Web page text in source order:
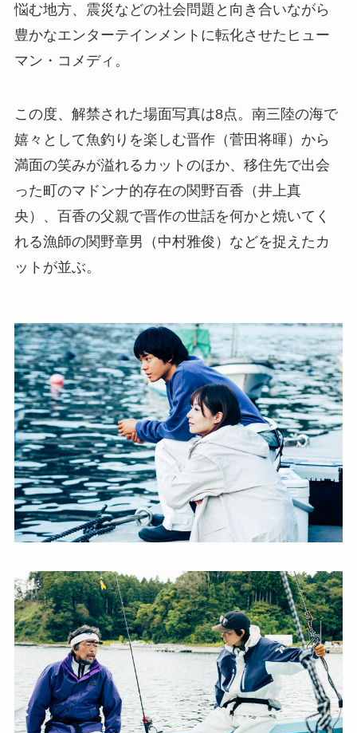
悩む地方、震災などの社会問題と向き合いながら
豊かなエンターテインメントに転化させたヒュー
マン・コメディ。
この度、解禁された場面写真は8点。南三陸の海で
嬉々として魚釣りを楽しむ晋作（菅田将暉）から
満面の笑みが溢れるカットのほか、移住先で出会
った町のマドンナ的存在の関野百香（井上真
央）、百香の父親で晋作の世話を何かと焼いてく
れる漁師の関野章男（中村雅俊）などを捉えたカ
ットが並ぶ。